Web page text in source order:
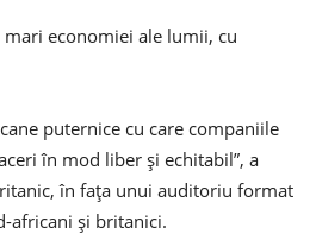
economiei ale lumii, cu
puternice cu care companiile
în mod liber şi echitabil”, a
în faţa unui auditoriu format
africani şi britanici.